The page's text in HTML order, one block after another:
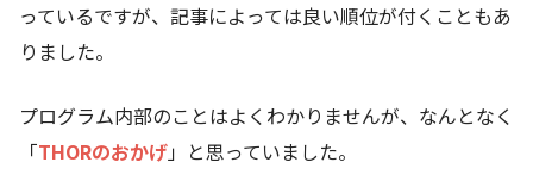
っているですが、記事によっては良い順位が付くこともあ
りました。
プログラム内部のことはよくわかりませんが、なんとなく
「THORのおかげ」と思っていました。